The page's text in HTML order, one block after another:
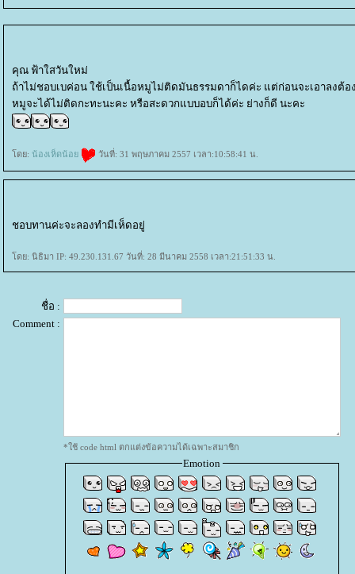
คุณ ฟ้าใสวันใหม่
ถ้าไม่ชอบเบค่อน ใช้เป็นเนื้อหมูไม่ติดมันธรรมดาก็ไดค่ะ แต่ก่อนจะเอาลงต้
หมูจะได้ไม่ติดกะทะนะคะ หรือสะดวกแบบอบก็ได้ค่ะ ย่างก็ดี นะคะ
ดย: น้องเห็ดน้อ วันที่: 31 พฤษภาคม 2557 เวลา:10:58:41 น.
ชอบทานค่ะจะลองทำมีเห็ดอยู่
ดย: นิธิมา IP: 49.230.131.67 วันที่: 28 มีนาคม 2558 เวลา:21:51:33 น.
ชื่อ :
Comment :
*ใช้ code html ตกแต่งข้อความได้เฉพาะสมาชิก
Emotion